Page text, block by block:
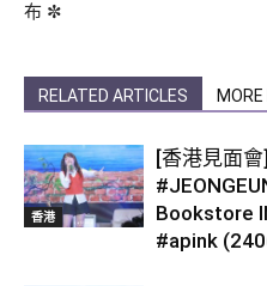
布 ✼
RELATED ARTICLES
香港
[香港見面
Bookstore
#apink